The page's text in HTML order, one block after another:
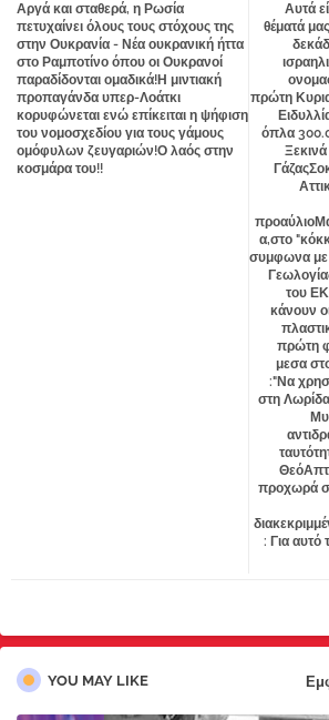
atsa
pp
Αυτά
θέματά
πρώτη
όπλα
α,στο
συμφωνα με
του
κάνουν
πρώτη
μεσα
:"Να
στη
προχωρά
: Για αυτό
Αργά και σταθερά, η Ρωσία
πετυχαίνει όλους τους στόχους της
στην Ουκρανία - Νέα ουκρανική ήττα
στο Ραμποτίνο όπου οι Ουκρανοί
παραδίδονται ομαδικά!Η μιντιακή
προπαγάνδα υπερ-Λοάτκι
κορυφώνεται ενώ επίκειται η ψήφιση
του νομοσχεδίου για τους γάμους
ομόφυλων ζευγαριών!Ο λαός στην
κοσμάρα του!!
YOU MAY LIKE